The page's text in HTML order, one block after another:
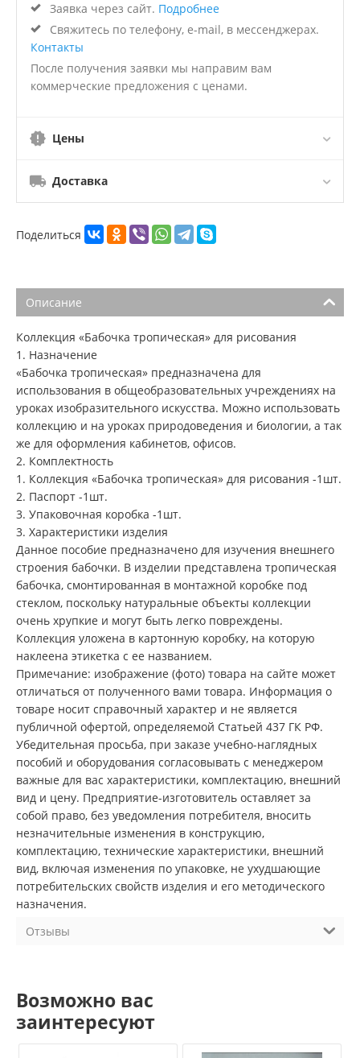
Заявка через сайт. Подробнее
Свяжитесь по телефону, e-mail, в мессенджерах.
Контакты
После получения заявки мы направим вам
коммерческие предложения с ценами.
Цены
Доставка
Поделиться
Описание
Коллекция «Бабочка тропическая» для рисования
1. Назначение
«Бабочка тропическая» предназначена для
использования в общеобразовательных учреждениях на
уроках изобразительного искусства. Можно использовать
коллекцию и на уроках природоведения и биологии, а так
же для оформления кабинетов, офисов.
2. Комплектность
1. Коллекция «Бабочка тропическая» для рисования -1шт.
2. Паспорт -1шт.
3. Упаковочная коробка -1шт.
3. Характеристики изделия
Данное пособие предназначено для изучения внешнего
строения бабочки. В изделии представлена тропическая
бабочка, смонтированная в монтажной коробке под
стеклом, поскольку натуральные объекты коллекции
очень хрупкие и могут быть легко повреждены.
Коллекция уложена в картонную коробку, на которую
наклеена этикетка с ее названием.
Примечание: изображение (фото) товара на сайте может
отличаться от полученного вами товара. Информация о
товаре носит справочный характер и не является
публичной офертой, определяемой Статьей 437 ГК РФ.
Убедительная просьба, при заказе учебно-наглядных
пособий и оборудования согласовывать с менеджером
важные для вас характеристики, комплектацию, внешний
вид и цену. Предприятие-изготовитель оставляет за
собой право, без уведомления потребителя, вносить
незначительные изменения в конструкцию,
комплектацию, технические характеристики, внешний
вид, включая изменения по упаковке, не ухудшающие
потребительских свойств изделия и его методического
назначения.
Отзывы
Возможно вас
заинтересуют